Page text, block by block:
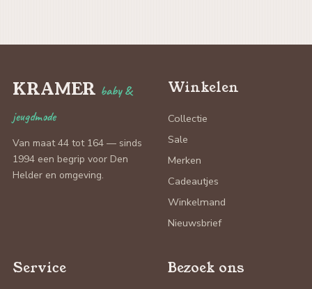
KRAMER baby &
jeugdmode
Van maat 44 tot 164 — sinds
1994 een begrip voor Den
Helder en omgeving.
Winkelen
Collectie
Sale
Merken
Cadeautjes
Winkelmand
Nieuwsbrief
Service Bezoek ons